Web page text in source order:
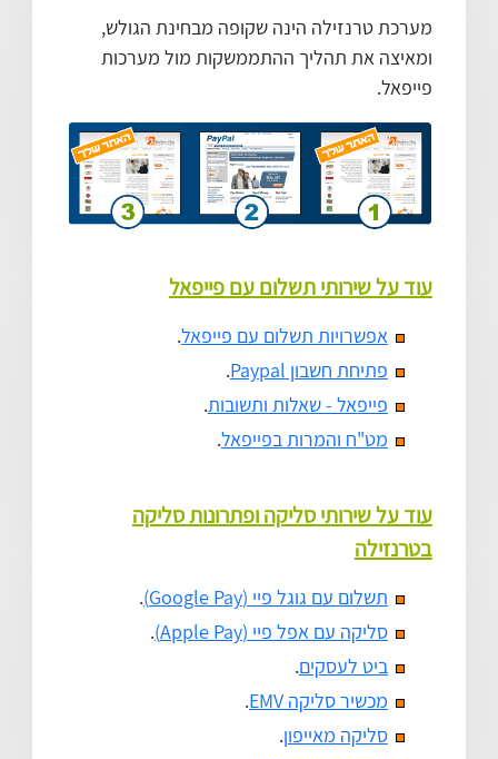
מערכת טרנזילה הינה שקופה מבחינת הגולש,
ומאיצה את תהליך ההתממשקות מול מערכות
פייפאל.
עוד על שירותי תשלום עם פייפאל
אפשרויות תשלום עם פייפאל.
פתיחת חשבון Paypal
.
פייפאל - שאלות ותשובות.
מט"ח והמרות בפייפאל.
עוד על שירותי סליקה ופתרונות סליקה
בטרנזילה
תשלום עם גוגל פיי (Google Pay)
.
סליקה עם אפל פיי (Apple Pay)
.
ביט לעסקים.
מכשיר סליקה EMV
.
סליקה מאייפון.